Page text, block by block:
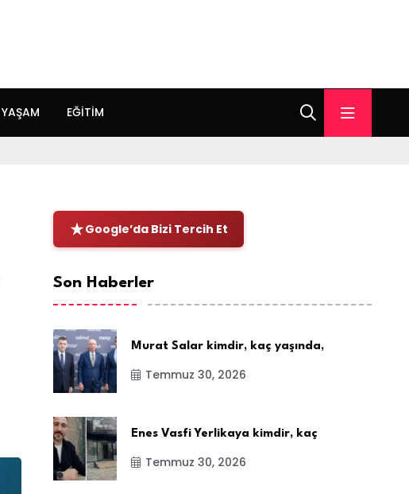
YAŞAM EĞITIM
Google’da Bizi Tercih Et
Son Haberler
Murat Salar kimdir, kaç yaşında,
Temmuz 30, 2026
Enes Vasfi Yerlikaya kimdir, kaç
Temmuz 30, 2026